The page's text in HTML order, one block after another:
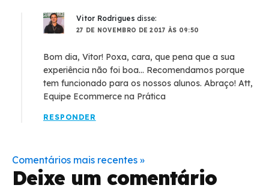
Vitor Rodrigues disse:
27 DE NOVEMBRO DE 2017 ÀS 09:50
Bom dia, Vitor! Poxa, cara, que pena que a sua
experiência não foi boa... Recomendamos porque
tem funcionado para os nossos alunos. Abraço! Att,
Equipe Ecommerce na Prática
RESPONDER
Comentários mais recentes »
Deixe um comentário